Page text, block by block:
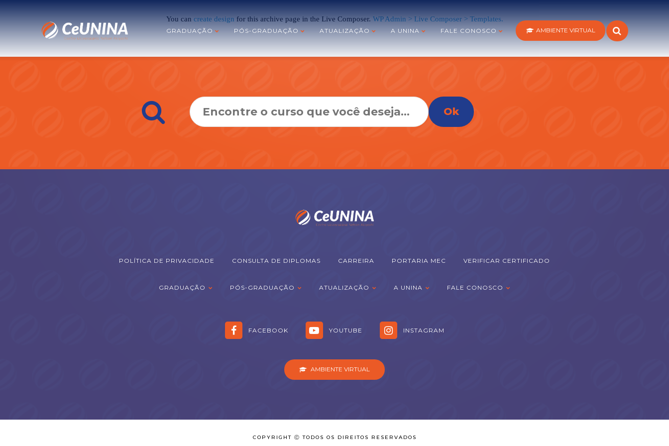
GRADUAÇÃO PÓS-GRADUAÇÃO ATUALIZAÇÃO A UNINA FALE CONOSCO AMBIENTE VIRTUAL
You can create design for this archive page in the Live Composer. WP Admin > Live Composer > Templates.
Ok
POLÍTICA DE PRIVACIDADE CONSULTA DE DIPLOMAS CARREIRA PORTARIA MEC VERIFICAR CERTIFICADO
GRADUAÇÃO PÓS-GRADUAÇÃO ATUALIZAÇÃO A UNINA FALE CONOSCO
FACEBOOK YOUTUBE INSTAGRAM
AMBIENTE VIRTUAL
COPYRIGHT Ⓒ TODOS OS DIREITOS RESERVADOS